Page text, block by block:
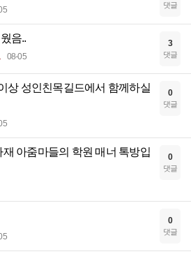
댓글
음..
08-05
3
댓글
상 성인친목길드에서 함께하실
0
댓글
재 아줌마들의 학원 매너 톡방입
0
댓글
0
댓글